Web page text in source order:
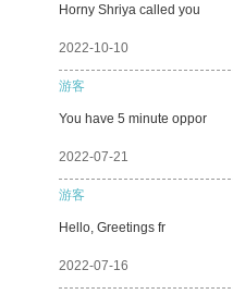
Horny Shriya called you
2022-10-10
游客
You have 5 minute oppor
2022-07-21
游客
Hello, Greetings fr
2022-07-16